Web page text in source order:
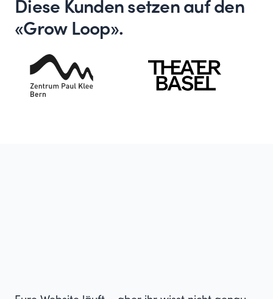
Diese Kunden setzen auf den
«Grow Loop».